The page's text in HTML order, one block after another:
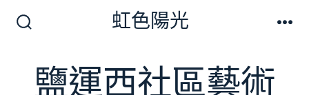
切
虹色陽光
鹽運西社區藝術